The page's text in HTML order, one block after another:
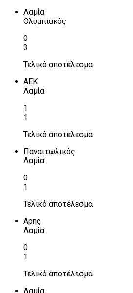
Λαμία
Ολυμπιακός
0
3
Τελικό αποτέλεσμα
ΑΕΚ
Λαμία
1
1
Τελικό αποτέλεσμα
Παναιτωλικός
Λαμία
0
1
Τελικό αποτέλεσμα
Αρης
Λαμία
0
1
Τελικό αποτέλεσμα
Λαμία